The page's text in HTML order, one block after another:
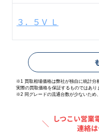
３．５Ｖ Ｌ
※1 買取相場価格は弊社が独自に統計分
実際の買取価格を保証するものではあり
※2 同グレードの流通台数が少ないため
＼ しつこい営業
連絡